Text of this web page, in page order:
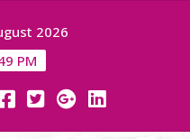
2026
PM